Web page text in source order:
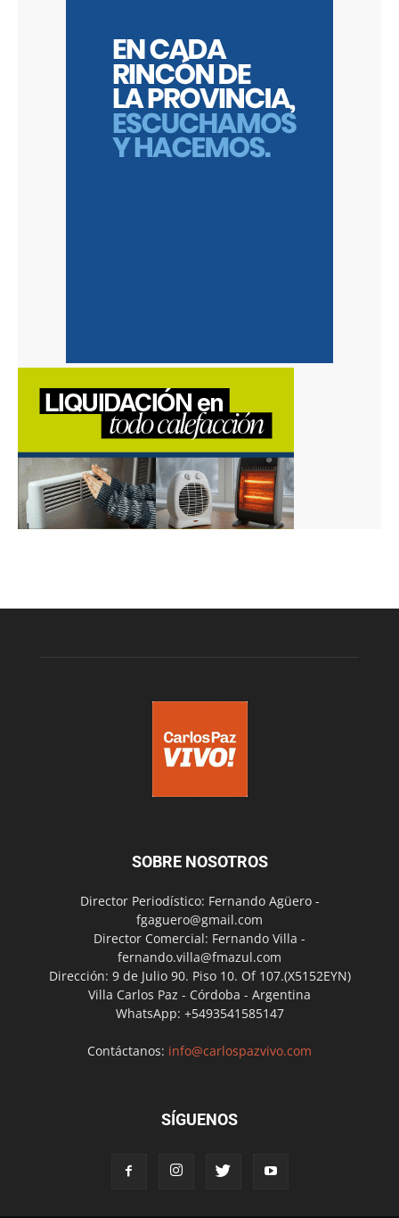
SOBRE NOSOTROS
Director Periodístico: Fernando Agüero -
fgaguero@gmail.com
Director Comercial: Fernando Villa -
fernando.villa@fmazul.com
Dirección: 9 de Julio 90. Piso 10. Of 107.(X5152EYN)
Villa Carlos Paz - Córdoba - Argentina
WhatsApp: +5493541585147
Contáctanos: info@carlospazvivo.com
SÍGUENOS